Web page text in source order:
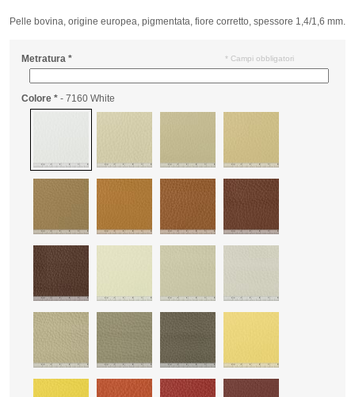
Pelle bovina, origine europea, pigmentata, fiore corretto, spessore 1,4/1,6 mm.
Metratura *
Colore * - 7160 White
* Campi obbligatori